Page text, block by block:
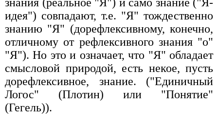
идея") совпадают, т.е. "Я" тождественно
знанию "Я" (дорефлексивному, конечно,
отличному от рефлексивного знания "о"
"Я"). Но это и означает, что "Я" обладает
смысловой природой, есть некое, пусть
дорефлексивное, знание. ("Единичный
Логос" (Плотин) или "Понятие"
(Гегель)).